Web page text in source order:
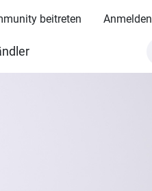
beitreten Anmelden